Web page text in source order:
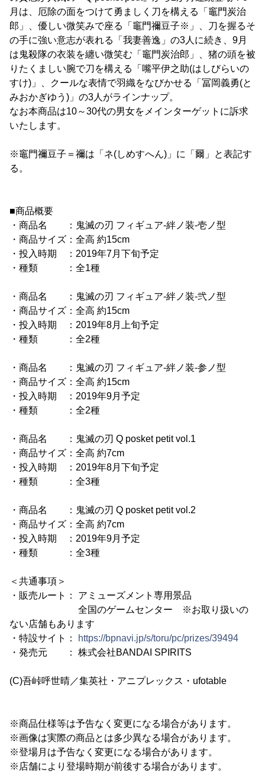
月は、厄除の面をつけて勇ましく刀を構える「竈門炭治
郎」、優しい微笑みで座る「竈門禰豆子※」、刀を握るそ
の手に強い意志が表れる「我妻善逸」の3人に続き、9月
は鬼殺隊の衣装を纏い微笑む「竈門炭治郎」、猪の頭を被
りたくましい腕で刀を構える「嘴平伊之助(はしびらいの
すけ)」、クールな表情で羽織をなびかせる「冨岡義勇(と
みおかぎゆう)」の3人がラインナップ。
なお本商品は10～30代の男女をメインターゲットに訴求
いたします。
※竈門禰豆子＝禰は「ネ(しめすへん)」に「爾」と表記す
る。
■商品概要
・商品名 ：鬼滅の刃 フィギュア-絆ノ装-壱ノ型
・商品サイズ：全高 約15cm
・投入時期 ：2019年7月下旬予定
・種類 ：全1種
・商品名 ：鬼滅の刃 フィギュア-絆ノ装-弐ノ型
・商品サイズ：全高 約15cm
・投入時期 ：2019年8月上旬予定
・種類 ：全2種
・商品名 ：鬼滅の刃 フィギュア-絆ノ装-参ノ型
・商品サイズ：全高 約15cm
・投入時期 ：2019年9月予定
・種類 ：全2種
・商品名 ：鬼滅の刃 Q posket petit vol.1
・商品サイズ：全高 約7cm
・投入時期 ：2019年8月下旬予定
・種類 ：全3種
・商品名 ：鬼滅の刃 Q posket petit vol.2
・商品サイズ：全高 約7cm
・投入時期 ：2019年9月予定
・種類 ：全3種
＜共通事項＞
・販売ルート： アミューズメント専用景品
全国のゲームセンター ※お取り扱いの
ない店舗もあります
・特設サイト：
https://bpnavi.jp/s/toru/pc/prizes/39494
・発売元 ： 株式会社BANDAI SPIRITS
(C)吾峠呼世晴／集英社・アニプレックス・ufotable
※商品仕様等は予告なく変更になる場合があります。
※画像は実際の商品とは多少異なる場合があります。
※登場月は予告なく変更になる場合があります。
※店舗により登場時期が前後する場合があります。